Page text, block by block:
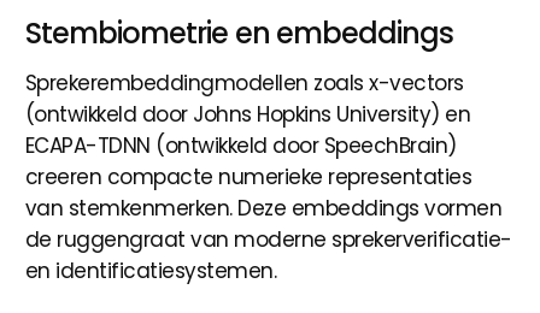
Stembiometrie en embeddings
Sprekerembeddingmodellen zoals x-vectors
(ontwikkeld door Johns Hopkins University) en
ECAPA-TDNN (ontwikkeld door SpeechBrain)
creeren compacte numerieke representaties
van stemkenmerken. Deze embeddings vormen
de ruggengraat van moderne sprekerverificatie-
en identificatiesystemen.